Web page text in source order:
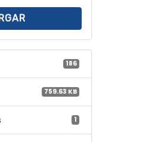
186
759.63 KB
1